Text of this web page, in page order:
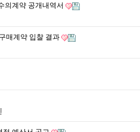
의계약 공개내역서
매계약 입찰 결과